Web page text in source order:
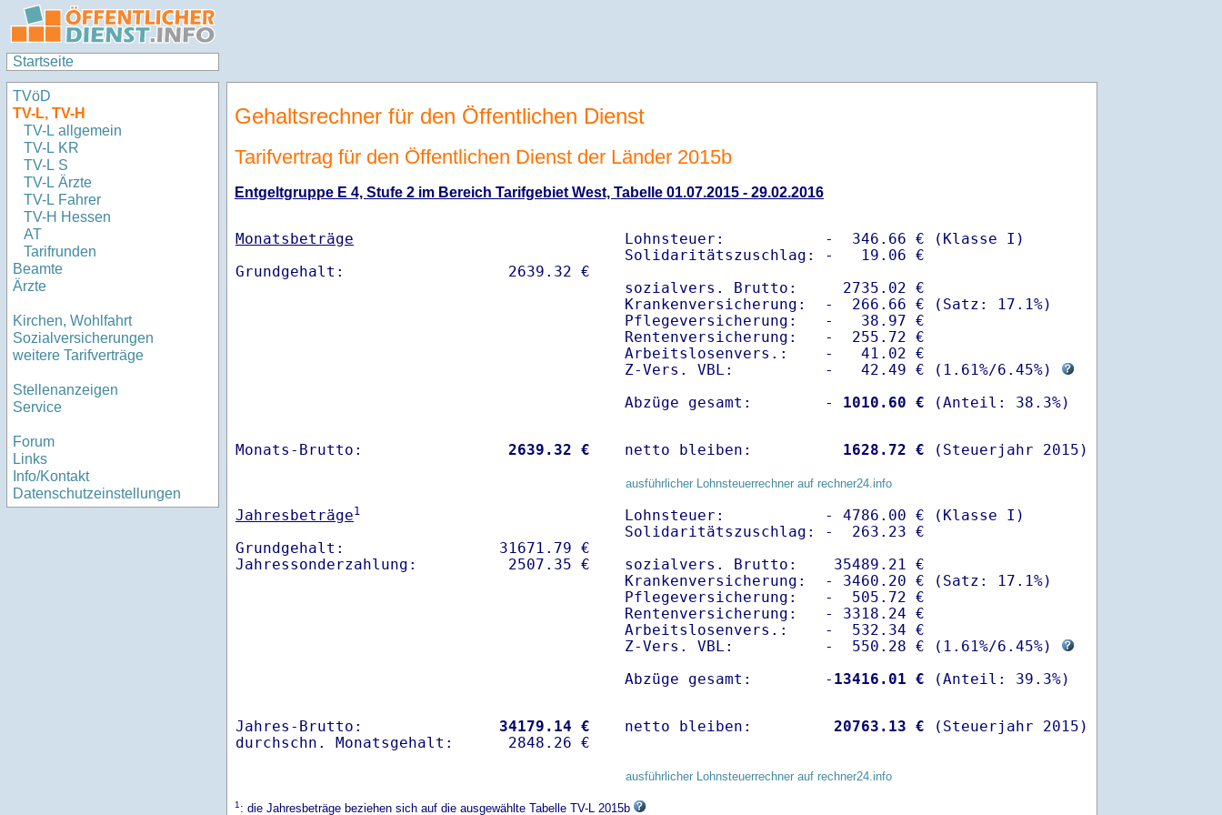
Startseite
TVöD
TV-L, TV-H
TV-L allgemein
TV-L KR
TV-L S
TV-L Ärzte
TV-L Fahrer
TV-H Hessen
AT
Tarifrunden
Beamte
Ärzte
Kirchen, Wohlfahrt
Sozialversicherungen
weitere Tarifverträge
Stellenanzeigen
Service
Forum
Links
Info/Kontakt
Datenschutzeinstellungen
Gehaltsrechner für den Öffentlichen Dienst
Tarifvertrag für den Öffentlichen Dienst der Länder 2015b
Entgeltgruppe E 4, Stufe 2 im Bereich Tarifgebiet West, Tabelle 01.07.2015 - 29.02.2016
Monatsbeträge
Lohnsteuer:           -  346.66 € (Klasse I)
Solidaritätszuschlag: -   19.06 €
sozialvers. Brutto:     2735.02 €
Krankenversicherung:  -  266.66 € (Satz: 17.1%)
Pflegeversicherung:   -   38.97 €
Rentenversicherung:   -  255.72 €
Arbeitslosenvers.:    -   41.02 €
Z-Vers. VBL:          -   42.49 € ( 1.61%/6.45%)
Abzüge gesamt:        -
1010.60 €
Monats-Brutto: 2639.32 € netto bleiben: 1628.72 € (Steuerjahr 2015)
ausführlicher Lohnsteuerrechner auf rechner24.info
Jahresbeträge1
Grundgehalt:                 31671.79 €
Lohnsteuer:           - 4786.00 € (Klasse I)
Solidaritätszuschlag: -  263.23 €
sozialvers. Brutto:    35489.21 €
Krankenversicherung:  - 3460.20 € (Satz: 17.1%)
Pflegeversicherung:   -  505.72 €
Rentenversicherung:   - 3318.24 €
Arbeitslosenvers.:    -  532.34 €
Z-Vers. VBL:          -  550.28 € ( 1.61%/6.45%)
Abzüge gesamt:        - 13416.01 €
Jahres-Brutto: 34179.14 €
netto bleiben: 20763.13 € (Steuerjahr 2015)
ausführlicher Lohnsteuerrechner auf rechner24.info
1: die Jahresbeträge beziehen sich auf die ausgewählte Tabelle TV-L 2015b